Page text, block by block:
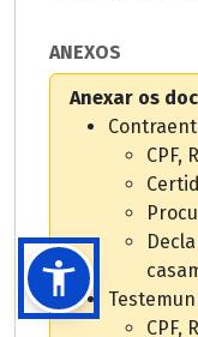
ANEXOS
Anexar os
CPF,
CPF,